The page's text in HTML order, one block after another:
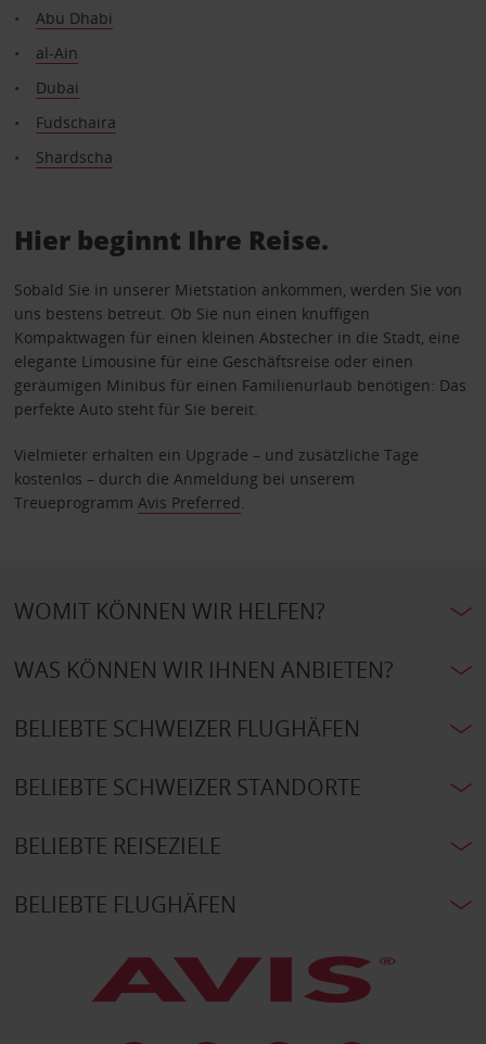
Abu Dhabi
al-Ain
Dubai
Fudschaira
Shardscha
Hier beginnt Ihre Reise.
Sobald Sie in unserer Mietstation ankommen, werden Sie von
uns bestens betreut. Ob Sie nun einen knuffigen
Kompaktwagen für einen kleinen Abstecher in die Stadt, eine
elegante Limousine für eine Geschäftsreise oder einen
geräumigen Minibus für einen Familienurlaub benötigen: Das
perfekte Auto steht für Sie bereit.
Vielmieter erhalten ein Upgrade – und zusätzliche Tage
kostenlos – durch die Anmeldung bei unserem
Treueprogramm Avis Preferred
WOMIT KÖNNEN WIR HELFEN?
WAS KÖNNEN WIR IHNEN ANBIETEN?
BELIEBTE SCHWEIZER FLUGHÄFEN
BELIEBTE SCHWEIZER STANDORTE
BELIEBTE REISEZIELE
BELIEBTE FLUGHÄFEN